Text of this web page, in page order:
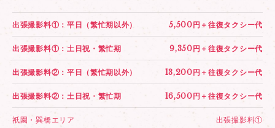
出張撮影料①：平日（繁忙期以外） 5,500円＋往復タクシー代
出張撮影料①：土日祝・繁忙期 9,350円＋往復タクシー代
出張撮影料②：平日（繁忙期以外） 13,200円＋往復タクシー代
出張撮影料②：土日祝・繁忙期 16,500円＋往復タクシー代
祇園・巽橋エリア 出張撮影料①